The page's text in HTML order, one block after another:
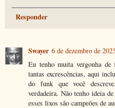
Responder
Swayer 6 de dezembro de
Eu tenho muita vergonha
tantas excrescências, aqui
do funk que você
verdadeira. Não tenho ideia
esses lixos são campeões de